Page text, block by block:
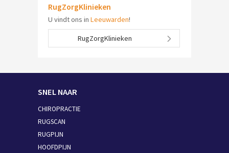
RugZorgKlinieken
U vindt ons in Leeuwarden!
RugZorgKlinieken
SNEL NAAR
CHIROPRACTIE
RUGSCAN
RUGPIJN
HOOFDPIJN